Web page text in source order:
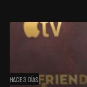
HACE 3 DÍAS